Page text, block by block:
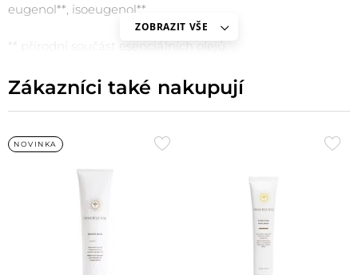
DAUCUS CAROTA SATIVA
Zabraňuje vypadávání vlasů
Napomáhá stimulovat růst vlasů
Zmírňuje lámavost vlasů
eugenol**, isoeugenol**
** přírodní součást esenciálních olejů
ZOBRAZIT VŠE
Zákazníci také nakupují
NOVINKA
Přidat